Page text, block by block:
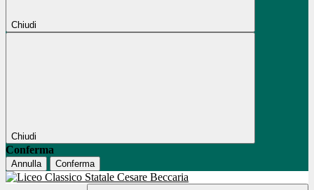
Chiudi
Chiudi
Conferma
Annulla Conferma